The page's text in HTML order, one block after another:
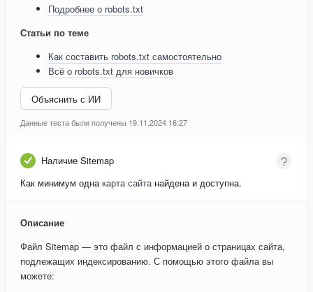
Подробнее о robots.txt
Статьи по теме
Как составить robots.txt самостоятельно
Всё о robots.txt для новичков
Объяснить с ИИ
Данные теста были получены 19.11.2024 16:27
Наличие Sitemap
Как минимум однакарта сайтанайдена и доступна.
Описание
Файл Sitemap — это файл с информацией о страницах сайта,
подлежащих индексированию. С помощью этого файла вы
можете: